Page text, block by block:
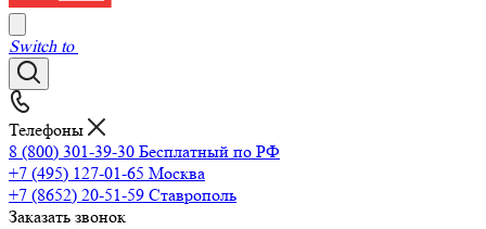
Switch to
Телефоны
8 (800) 301-39-30 Бесплатный по РФ
+7 (495) 127-01-65 Москва
+7 (8652) 20-51-59 Ставрополь
Заказать звонок